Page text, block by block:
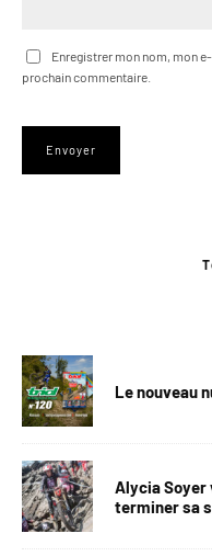
Enregistrer mon nom, mon
prochain commentaire.
Le nouveau
Alycia Soyer
terminer sa